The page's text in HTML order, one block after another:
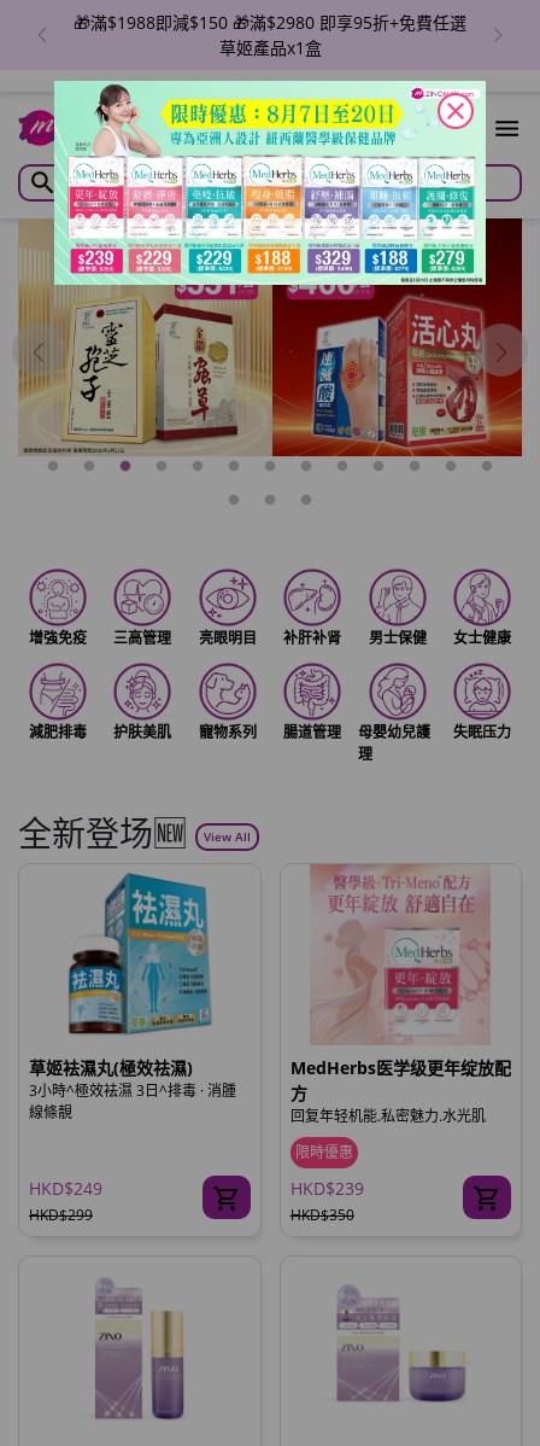
🎁滿$1988即減$150 🎁滿$2980 即享95折+免費任選
草姬產品x1盒
增強免疫 三高管理 亮眼明目 补肝补肾 男士保健 女士健康
減肥排毒 护肤美肌 寵物系列 腸道管理
母嬰幼兒護
理
失眠压力
全新登场🆕 View All
草姬袪濕丸(極效祛濕)
3小時^極效袪濕 3日^排毒 · 消腫
線條靚
HKD$249
HKD$299
MedHerbs医学级更年绽放配
方
回复年轻机能.私密魅力.水光肌
限時優惠
HKD$239
HKD$350
close